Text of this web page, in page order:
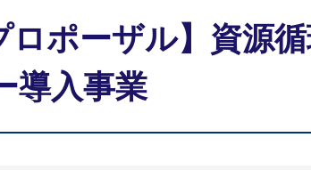
ロポーザル】資源
導入事業